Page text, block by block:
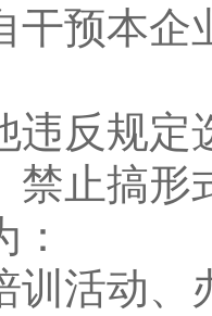
预本企
反规定
搞形式
活动、